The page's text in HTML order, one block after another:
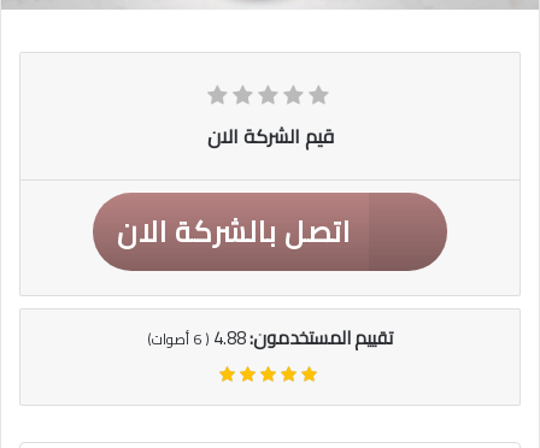
قيم الشركة الان
اتصل بالشركة الان
تقييم المستخدمون:4.88
(
6أصوات)